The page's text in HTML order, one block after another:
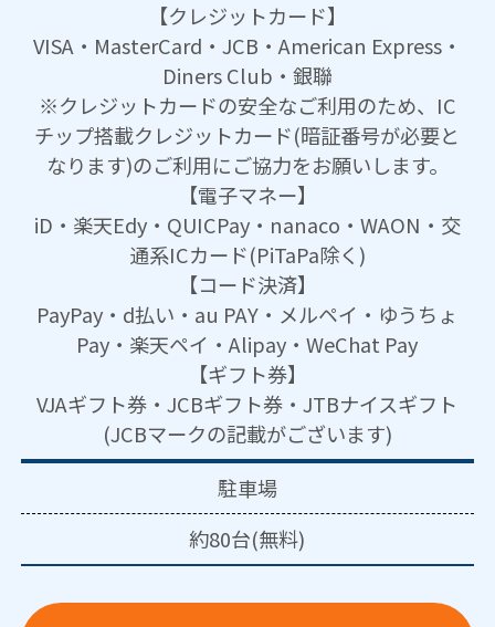
【クレジットカード】
VISA・MasterCard・JCB・American Express・
Diners Club・銀聯
※クレジットカードの安全なご利用のため、IC
チップ搭載クレジットカード(暗証番号が必要と
なります)のご利用にご協力をお願いします。
【電子マネー】
iD・楽天Edy・QUICPay・nanaco・WAON・交
通系ICカード(PiTaPa除く)
【コード決済】
PayPay・d払い・au PAY・メルペイ・ゆうちょ
Pay・楽天ペイ・Alipay・WeChat Pay
【ギフト券】
VJAギフト券・JCBギフト券・JTBナイスギフト
(JCBマークの記載がございます)
駐車場
約80台(無料)